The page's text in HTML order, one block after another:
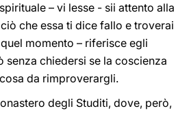
– vi lesse - sii attento alla
che essa ti dice fallo e troverai
momento – riferisce egli
senza chiedersi se la coscienza
da rimproverargli.
degli Studiti, dove, però,